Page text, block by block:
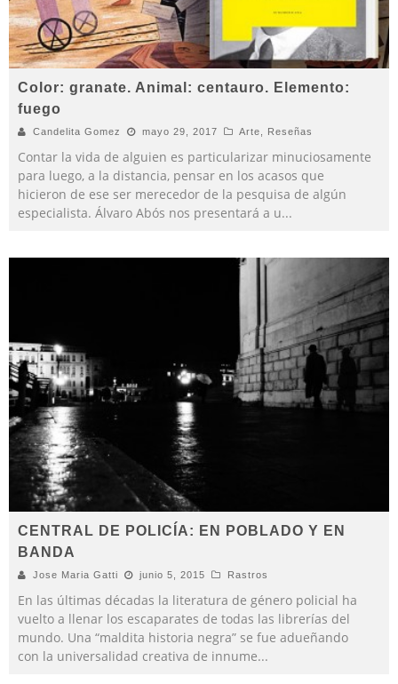
Color: granate. Animal: centauro. Elemento:
fuego
Candelita Gomez mayo 29, 2017 Arte Reseñas
Contar la vida de alguien es particularizar minuciosamente
para luego, a la distancia, pensar en los acasos que
hicieron de ese ser merecedor de la pesquisa de algún
especialista. Álvaro Abós nos presentará a u...
CENTRAL DE POLICÍA: EN POBLADO Y EN
BANDA
Jose Maria Gatti junio 5, 2015 Rastros
En las últimas décadas la literatura de género policial ha
vuelto a llenar los escaparates de todas las librerías del
mundo. Una “maldita historia negra” se fue adueñando
con la universalidad creativa de innume...